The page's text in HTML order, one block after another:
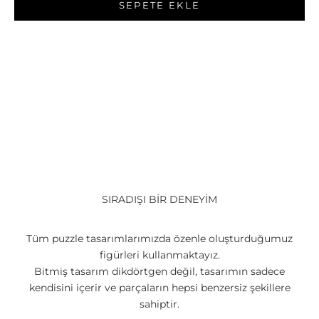
SEPETE EKLE
SIRADIŞI BİR DENEYİM
Tüm puzzle tasarımlarımızda özenle oluşturduğumuz
figürleri kullanmaktayız.
Bitmiş tasarım dikdörtgen değil, tasarımın sadece
kendisini içerir ve parçaların hepsi benzersiz şekillere
sahiptir.